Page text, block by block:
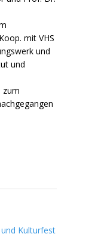
mit VHS
und
und
zum
Kulturfest